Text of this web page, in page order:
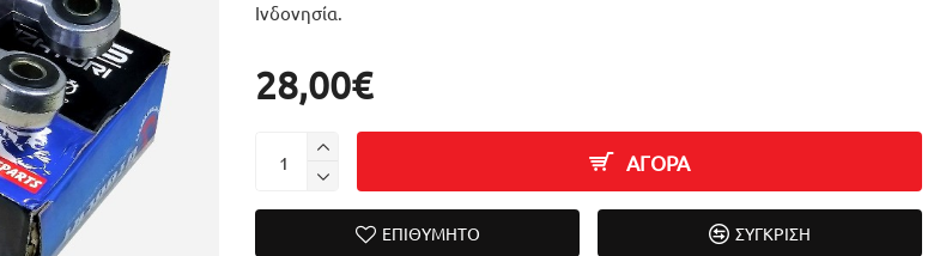
Ινδονησία.
28,00€
ΑΓΟΡΑ
ΕΠΙΘΥΜΗΤΌ ΣΎΓΚΡΙΣΗ